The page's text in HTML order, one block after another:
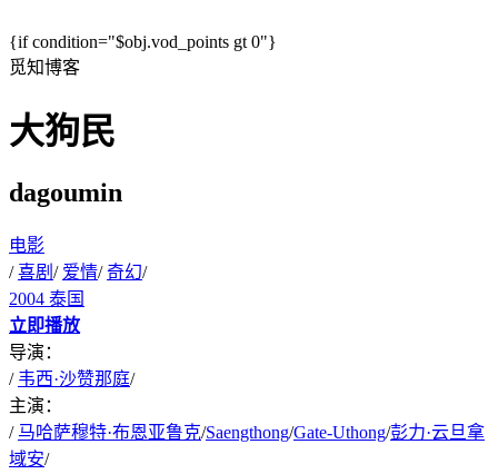
{if condition="$obj.vod_points gt 0"}
觅知博客
大狗民
dagoumin
电影
/ 喜剧 / 爱情/ 奇幻/
2004 泰国
立即播放
导演：
/ 韦西·沙赞那庭/
主演：
/ 马哈萨穆特·布恩亚鲁克/Saengthong/Gate-Uthong/彭力·云旦拿
域安/